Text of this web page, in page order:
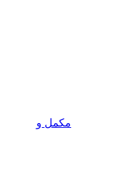
مکمل و